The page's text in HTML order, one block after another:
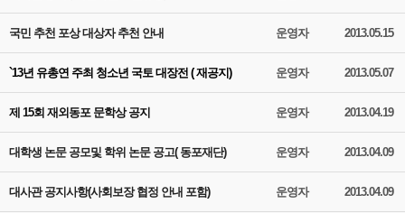
국민 추천 포상 대상자 추천 안내 운영자 2013.05.15
`13년 유총연 주최 청소년 국토 대장전 ( 재공지) 운영자 2013.05.07
제 15회 재외동포 문학상 공지 운영자 2013.04.19
대학생 논문 공모및 학위 논문 공고( 동포재단) 운영자 2013.04.09
대사관 공지사항(사회보장 협정 안내 포함) 운영자 2013.04.09